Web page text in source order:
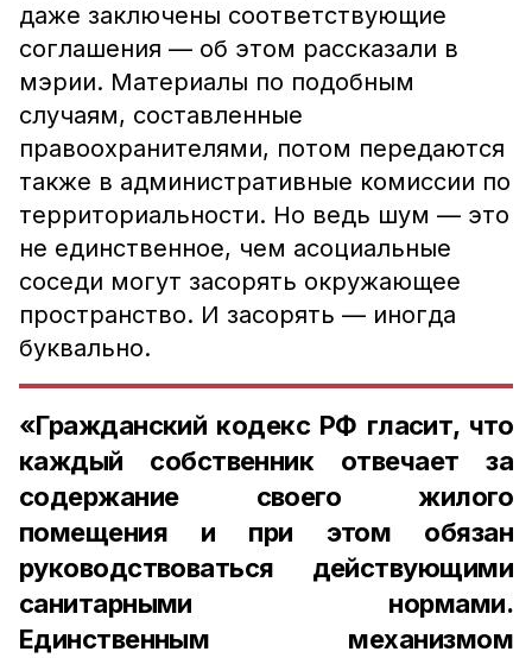
даже заключены соответствующие
соглашения — об этом рассказали в
мэрии. Материалы по подобным
случаям, составленные
правоохранителями, потом передаются
также в административные комиссии по
территориальности. Но ведь шум — это
не единственное, чем асоциальные
соседи могут засорять окружающее
пространство. И засорять — иногда
буквально.
«Гражданский кодекс РФ гласит, что
каждый собственник отвечает за
содержание своего жилого
помещения и при этом обязан
руководствоваться действующими
санитарными нормами.
Единственным механизмом